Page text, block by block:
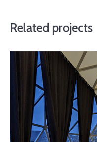
Related projects